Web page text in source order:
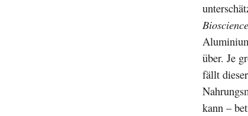
Bioscience
über. Je
fällt
kann –